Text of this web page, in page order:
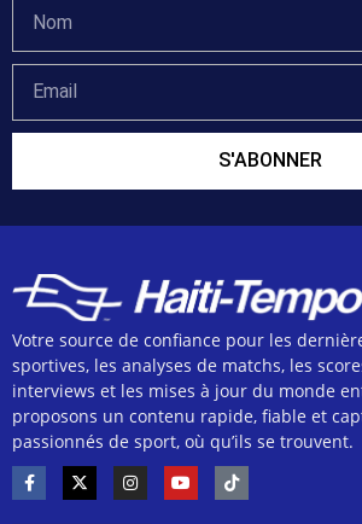
S'ABONNER
Votre source de confiance pour les
sportives, les analyses de matchs, les
interviews et les mises à jour du monde
proposons un contenu rapide, fiable et
passionnés de sport, où qu’ils se trouvent.